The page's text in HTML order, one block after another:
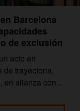
Barcelona
de exclusión
acto en
de trayectoria,
en alianza con...